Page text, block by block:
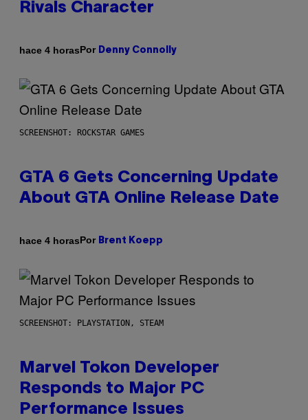
Rivals Character
hace 4 horasPor Denny Connolly
SCREENSHOT: ROCKSTAR GAMES
GTA 6 Gets Concerning Update
About GTA Online Release Date
hace 4 horasPor Brent Koepp
SCREENSHOT: PLAYSTATION, STEAM
Marvel Tokon Developer
Responds to Major PC
Performance Issues